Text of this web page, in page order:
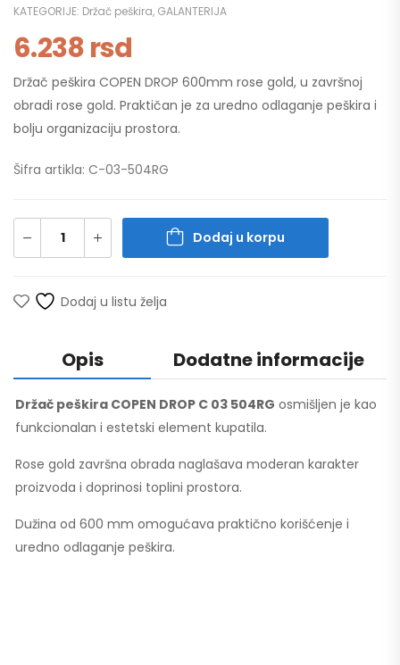
KATEGORIJE: Držač peškira, GALANTERIJA
6.238rsd
Držač peškira COPEN DROP 600mm rose gold, u završnoj
obradi rose gold. Praktičan je za uredno odlaganje peškira i
bolju organizaciju prostora.
Šifra artikla: C-03-504RG
Dodaj u korpu
Dodaj u listu želja
Opis Dodatne informacije
Držač peškira COPEN DROP C 03 504RG osmišljen je kao
funkcionalan i estetski element kupatila.
Rose gold završna obrada naglašava moderan karakter
proizvoda i doprinosi toplini prostora.
Dužina od 600 mm omogućava praktično korišćenje i
uredno odlaganje peškira.